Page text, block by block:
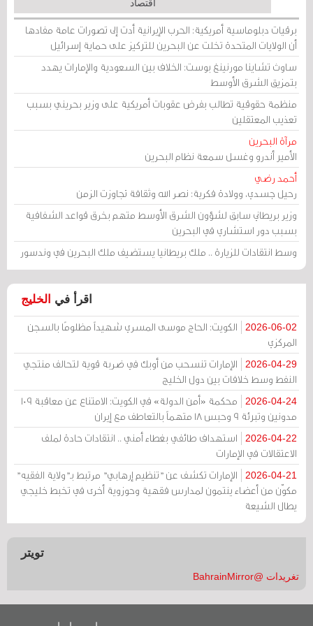
اقتصاد
برقيات دبلوماسية أمريكية: الحرب الإيرانية أدت إلى تصورات عامة مفادها
أن الولايات المتحدة تخلت عن البحرين للتركيز على حماية إسرائيل
ساوث تشاينا مورنينغ بوست: الخلاف بين السعودية والإمارات يهدد
بتمزيق الشرق الأوسط
منظمة حقوقية تطالب بفرض عقوبات أمريكية على وزير بحريني بسبب
تعذيب المعتقلين
مرآة البحرين
الأمير أندرو وغسل سمعة نظام البحرين
أحمد رضي
رحيل جسدي، وولادة فكرية: نصر الله وثقافة تجاوزت الزمن
وزير بريطاني سابق لشؤون الشرق الأوسط متهم بخرق قواعد الشفافية
بسبب دور استشاري في البحرين
وسط انتقادات للزيارة .. ملك بريطانيا يستضيف ملك البحرين في وندسور
اقرأ في الخليج
2026-06-02
الكويت: الحاج موسى المسري شهيداً مظلومًا بالسجن
المركزي
2026-04-29
الإمارات تنسحب من أوبك في ضربة قوية لتحالف منتجي
النفط وسط خلافات بين دول الخليج
2026-04-24
محكمة «أمن الدولة» في الكويت: الامتناع عن معاقبة 109
مدونين وتبرئة 9 وحبس 18 متهماً بالتعاطف مع إيران
2026-04-22
استهداف طائفي بغطاء أمني .. انتقادات حادة لملف
الاعتقالات في الإمارات
2026-04-21
الإمارات تكشف عن "تنظيم إرهابي" مرتبط بـ"ولاية الفقيه"
مكوّن من أعضاء ينتمون لمدارس فقهية وحوزوية أخرى في تخبط خليجي
يطال الشيعة
تويتر
تغريدات @BahrainMirror